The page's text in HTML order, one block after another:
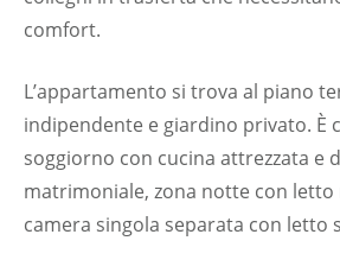
comfort.
L’appartamento si trova al piano
indipendente e giardino privato. È
soggiorno con cucina attrezzata e
matrimoniale, zona notte con
camera singola separata con letto